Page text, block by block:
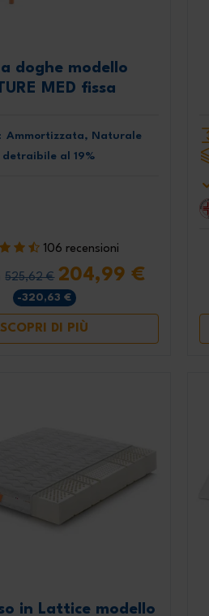
a doghe modello
MED fissa
Ammortizzata, Naturale
al 19%
106 recensioni
525,62 € 204,99 €
-320,63 €
SCOPRI DI PIÙ
in Lattice modello